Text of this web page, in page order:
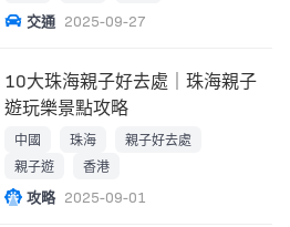
交通 2025-09-27
10大珠海親子好去處｜珠海親子
遊玩樂景點攻略
中國 珠海
親子好去處
親子遊
香港
攻略 2025-09-01